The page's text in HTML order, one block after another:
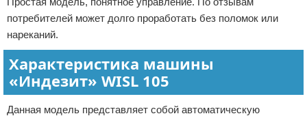
потребителей может долго проработать без поломок или
нареканий.
Характеристика машины
«Индезит» WISL 105
Данная модель представляет собой автоматическую